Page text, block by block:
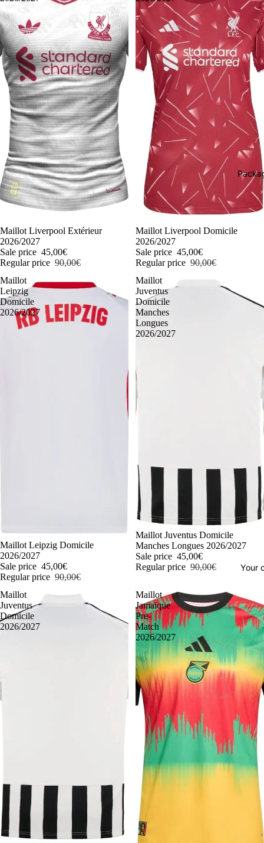
Your
-50%
Maillot Liverpool Extérieur
2026/2027
Sale price 45,00€
Regular price 90,00€
-50%
Maillot Liverpool Domicile
2026/2027
Sale price 45,00€
Regular price 90,00€
Maillot
Leipzig
Domicile
2026/2027
-50%
Maillot Leipzig Domicile
2026/2027
Sale price 45,00€
Regular price 90,00€
Maillot
Juventus
Domicile
Manches
Longues
2026/2027
-50%
Maillot Juventus Domicile
Manches Longues 2026/2027
Sale price 45,00€
Regular price 90,00€
Maillot
Juventus
Domicile
2026/2027
Maillot
Jamaïque
Pre-
Match
2026/2027